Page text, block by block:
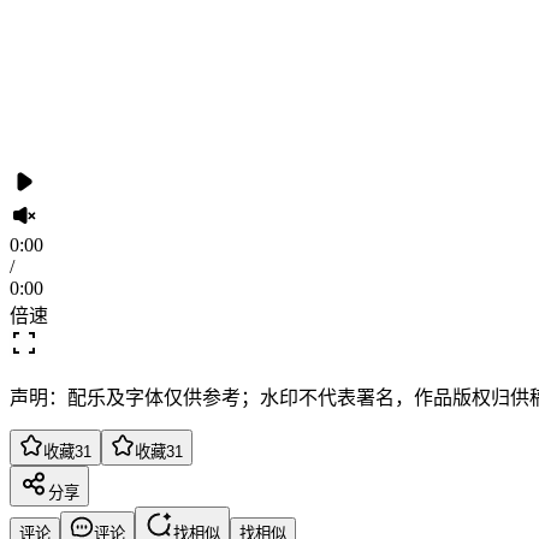
0:00
/
0:00
倍速
声明：配乐及字体仅供参考；水印不代表署名，作品版权归供
收藏31 收藏31
分享
评论 评论 找相似 找相似